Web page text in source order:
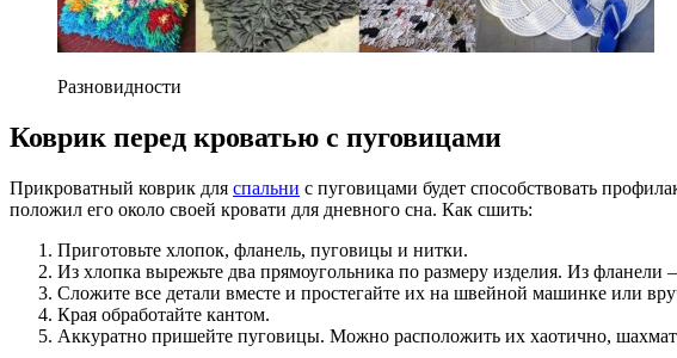
Разновидности
Коврик перед кроватью с пуговицами
Прикроватный коврик для спальни с пуговицами будет способствовать
положил его около своей кровати для дневного сна. Как сшить:
Приготовьте хлопок, фланель, пуговицы и нитки.
Из хлопка вырежьте два прямоугольника по размеру изделия. Из фланели
Сложите все детали вместе и простегайте их на швейной машинке или
Края обработайте кантом.
Аккуратно пришейте пуговицы. Можно расположить их хаотично,